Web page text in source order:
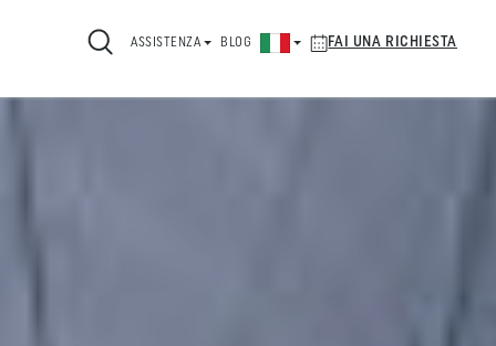
ASSISTENZA BLOG FAI UNA RICHIESTA